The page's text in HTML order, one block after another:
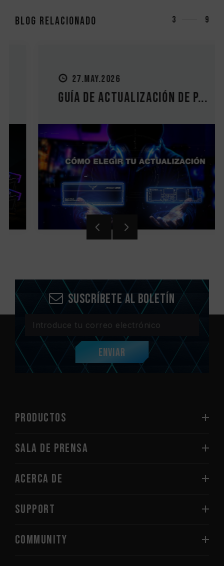
Blog relacionado 3 9
27.MAY.2026
Guía de actualización de P...
Suscríbete al boletín
Enviar
PRODUCTOS
Sala de prensa
Acerca de
SUPPORT
COMMUNITY